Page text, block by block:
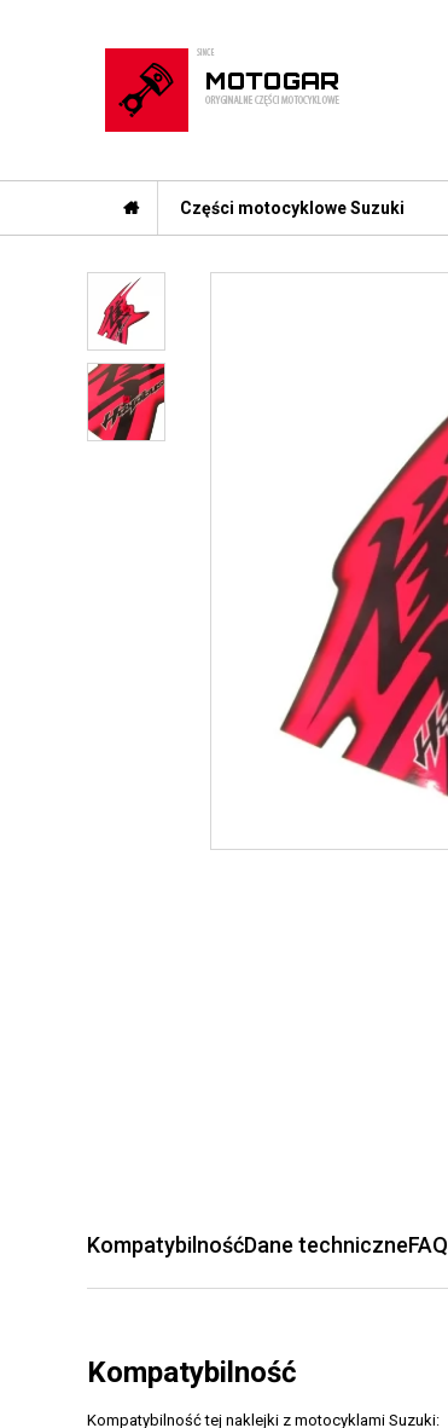
Części motocyklowe Suzuki
KompatybilnośćDane techniczneFAQ
Kompatybilność
Kompatybilność tej naklejki z motocyklami Suzuki: